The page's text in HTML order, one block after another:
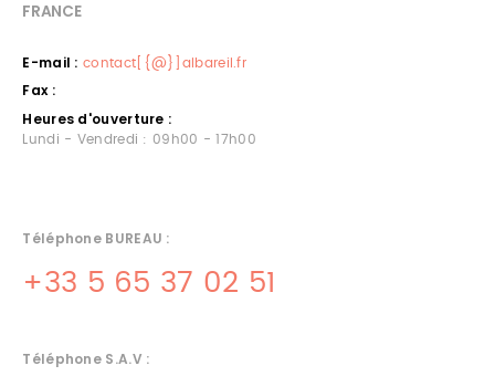
FRANCE
E-mail : contact[{@}]albareil.fr
Fax :
Heures d'ouverture :
Lundi - Vendredi : 09h00 - 17h00
Téléphone BUREAU :
+33 5 65 37 02 51
Téléphone S.A.V :